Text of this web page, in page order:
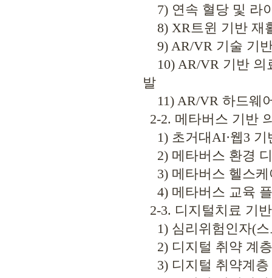
7) 연속 혈당 및 라
8) XR트윈 기반 재
9) AR/VR 기술 기
10) AR/VR 기반 의
발
11) AR/VR 하드웨
2-2. 메타버스 기반
1) 초거대AI·웹3 기
2) 메타버스 환경
3) 메타버스 헬스케
4) 메타버스 교육
2-3. 디지털치료 기
1) 심리위험인자(스
2) 디지털 취약 계층
3) 디지털 취약계층